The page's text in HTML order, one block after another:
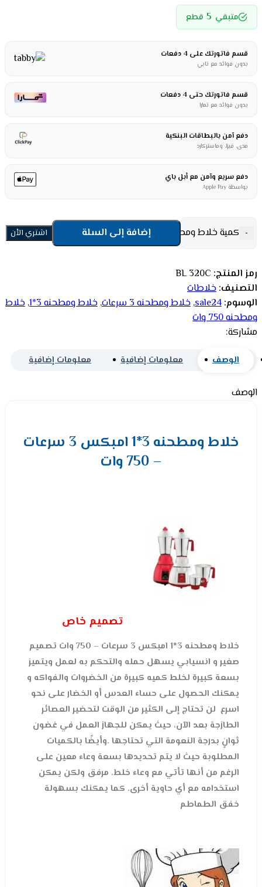
متبقي 5 قطع
قسم فاتورتك على 4 دفعات
بدون فوائد مع تابي
قسم فاتورتك حتى 4 دفعات
بدون فوائد مع تمارا
دفع آمن بالبطاقات البنكية
مدى، فيزا، وماستركارد
دفع سريع وآمن مع أبل باي
بواسطة Apple Pay
- كمية خلاط ومطحنه 3*1 امبكس 3 سرعات - 750 وات + إضافة إلى السلة اشتري الأن
رمز المنتج: BL 320C
التصنيف: خلاطات
الوسوم: sale24
, خلاط ومطحنه 3 سرعات , خلاط ومطحنه 3*1 , خلاط
ومطحنه 750 وات
مشاركة:
الوصف معلومات إضافية معلومات إضافية
الوصف
خلاط ومطحنه 3*1 امبكس 3 سرعات
– 750 وات
تصميم خاص
خلاط ومطحنه 3*1 امبكس 3 سرعات – 750 وات تصميم
صغير و انسيابي يسهل حمله والتحكم به لعمل ويتميز
بسعة كبيرة لخلط كميه كبيرة من الخضروات والفواكه و
يمكنك الحصول على حساء العدس أو الخضار على نحو
اسرع لن تحتاج إلى الكثير من الوقت لتحضير العصائر
الطازجة بعد الآن، حيث يمكن للجهاز العمل في غضون
ثوانٍ بدرجة النعومة التي تحتاجها .وأيضًا بالكميات
المطلوبة حيث لا يتم تحديدها بسعة وعاء معين على
الرغم من أنها تأتي مع وعاء خلط. مرفق ولكن يمكن
استخدامه مع أي حاوية أخرى. كما يمكنك بسهولة
خفق الطماطم